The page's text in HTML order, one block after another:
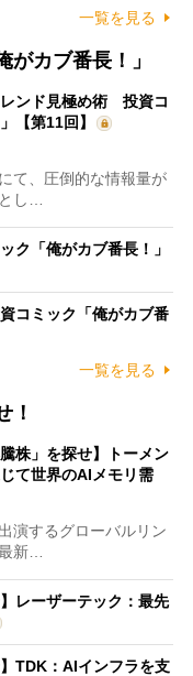
一覧を見る
カブ番長！」
レンド見極め術 投資コ
【第11回】
て、圧倒的な情報量が
し…
ク「俺がカブ番長！」
コミック「俺がカブ番
一覧を見る
！
株」を探せ】トーメン
て世界のAIメモリ需
演するグローバルリン
新…
レーザーテック：最先
TDK：AIインフラを支